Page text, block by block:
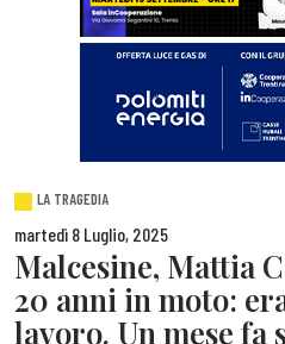
LA TRAGEDIA
martedì 8 Luglio, 2025
Malcesine, Mattia
20 anni in moto:
lavoro. Un mese fa